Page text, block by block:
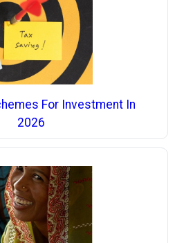
For Investment In
2026